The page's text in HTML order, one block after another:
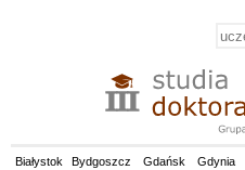
Białystok Bydgoszcz Gdańsk Gdynia